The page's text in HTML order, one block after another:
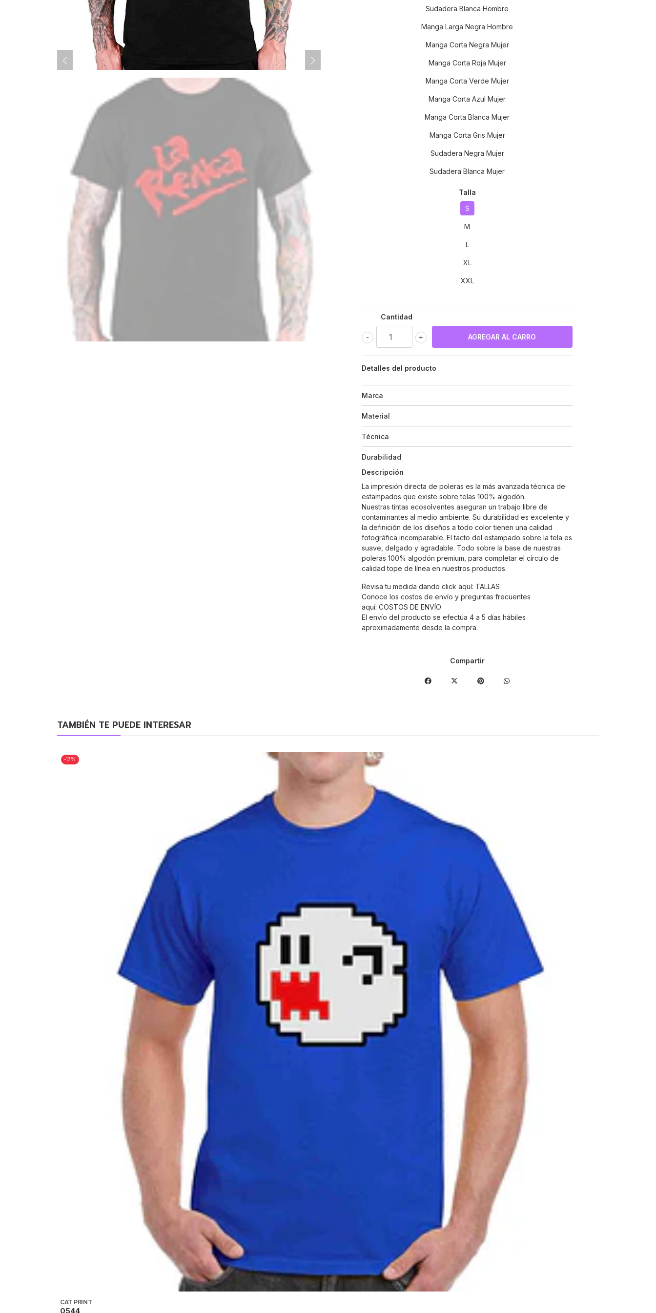
Sudadera Blanca Hombre
Manga Larga Negra Hombre
Manga Corta Negra Mujer
Manga Corta Roja Mujer
Manga Corta Verde Mujer
Manga Corta Azul Mujer
Manga Corta Blanca Mujer
Manga Corta Gris Mujer
Sudadera Negra Mujer
Sudadera Blanca Mujer
Talla
S
M
L
XL
XXL
Cantidad
+
-
Detalles del producto
Marca
Material
Técnica
Durabilidad
Descripción
La impresión directa de poleras es la más avanzada técnica de
estampados que existe sobre telas 100% algodón.
Nuestras tintas ecosolventes aseguran un trabajo libre de
contaminantes al medio ambiente. Su durabilidad es excelente y
la definición de los diseños a todo color tienen una calidad
fotográfica incomparable. El tacto del estampado sobre la tela es
suave, delgado y agradable. Todo sobre la base de nuestras
poleras 100% algodón premium, para completar el círculo de
calidad tope de línea en nuestros productos.
Revisa tu medida dando click aquí: TALLAS
Conoce los costos de envío y preguntas frecuentes
aquí: COSTOS DE ENVÍO
El envío del producto se efectúa 4 a 5 días hábiles
aproximadamente desde la compra.
Compartir
TAMBIÉN TE PUEDE INTERESAR
-17%
CAT PRINT
0544